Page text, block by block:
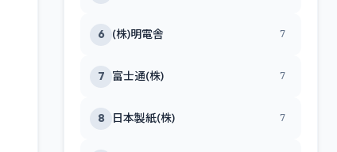
6 (株)明電舎 7
7 富士通(株) 7
8 日本製紙(株) 7